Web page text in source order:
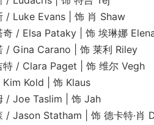
Evans | 饰 肖 Shaw
Pataky | 饰 埃琳娜
Carano | 饰 莱利 Riley
Paget | 饰 维尔 Vegh
| 饰 Klaus
Taslim | 饰 Jah
Statham | 饰 德卡特·肖